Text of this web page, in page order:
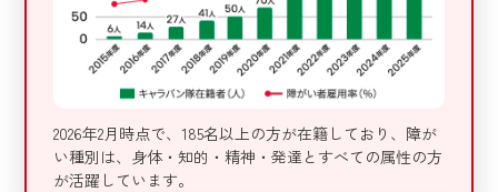
2026年2月時点で、185名以上の方が在籍しており、障が
い種別は、身体・知的・精神・発達とすべての属性の方
が活躍しています。